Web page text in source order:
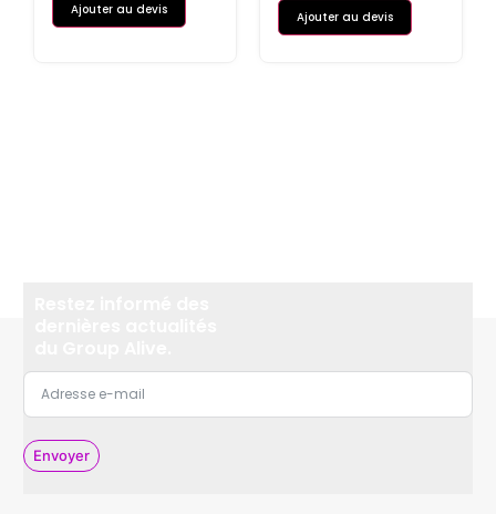
Ajouter au devis Ajouter au devis
Envoyer